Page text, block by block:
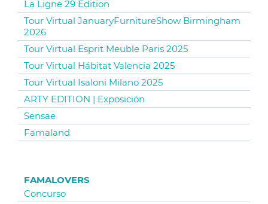
La Ligne 29 Edition
Tour Virtual JanuaryFurnitureShow Birmingham
2026
Tour Virtual Esprit Meuble Paris 2025
Tour Virtual Hábitat Valencia 2025
Tour Virtual Isaloni Milano 2025
ARTY EDITION | Exposición
Sensae
Famaland
FAMALOVERS
Concurso